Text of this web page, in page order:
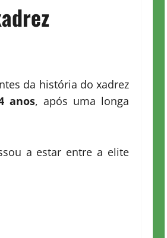
da história do xadrez
anos, após uma longa
a estar entre a elite